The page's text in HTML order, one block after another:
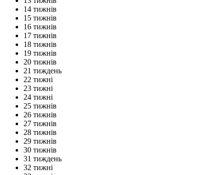
14 тижнів
15 тижнів
16 тижнів
17 тижнів
18 тижнів
19 тижнів
20 тижнів
21 тиждень
22 тижні
23 тижні
24 тижні
25 тижнів
26 тижнів
27 тижнів
28 тижнів
29 тижнів
30 тижнів
31 тиждень
32 тижні